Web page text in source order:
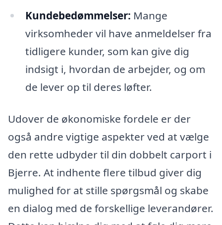
Kundebedømmelser: Mange
virksomheder vil have anmeldelser fra
tidligere kunder, som kan give dig
indsigt i, hvordan de arbejder, og om
de lever op til deres løfter.
Udover de økonomiske fordele er der
også andre vigtige aspekter ved at vælge
den rette udbyder til din dobbelt carport i
Bjerre. At indhente flere tilbud giver dig
mulighed for at stille spørgsmål og skabe
en dialog med de forskellige leverandører.